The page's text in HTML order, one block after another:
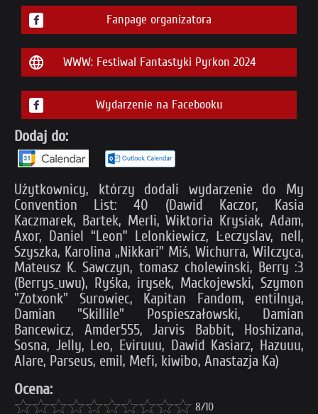
Fanpage organizatora
WWW: Festiwal Fantastyki Pyrkon 2024
Wydarzenie na Facebooku
Dodaj do:
Użytkownicy, którzy dodali wydarzenie do My
Convention List: 40 (Dawid Kaczor, Kasia
Kaczmarek, Bartek, Merli, Wiktoria Krysiak, Adam,
Axor, Daniel “Leon” Lelonkiewicz, Ŀeczyslav, nell,
Szyszka, Karolina „Nikkari” Miś, Wichurra, Wilczyca,
Mateusz K. Sawczyn, tomasz cholewinski, Berry :3
(Berrys_uwu), Ryśka, irysek, Mackojewski, Szymon
"Zotxonk" Surowiec, Kapitan Fandom, entilnya,
Damian "Skillile" Pospieszałowski, Damian
Bancewicz, Amder555, Jarvis Babbit, Hoshizana,
Sosna, Jelly, Leo, Eviruuu, Dawid Kasiarz, Hazuuu,
Alare, Parseus, emil, Mefi, kiwibo, Anastazja Ka)
Ocena:
8/10